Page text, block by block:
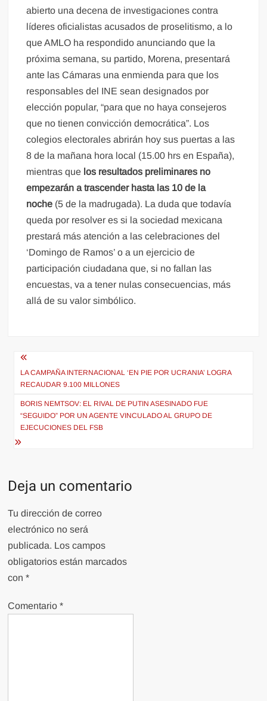
abierto una decena de investigaciones contra
líderes oficialistas acusados de proselitismo, a lo
que AMLO ha respondido anunciando que la
próxima semana, su partido, Morena, presentará
ante las Cámaras una enmienda para que los
responsables del INE sean designados por
elección popular, “para que no haya consejeros
que no tienen convicción democrática”. Los
colegios electorales abrirán hoy sus puertas a las
8 de la mañana hora local (15.00 hrs en España),
mientras que los resultados preliminares no
empezarán a trascender hasta las 10 de la
noche (5 de la madrugada). La duda que todavía
queda por resolver es si la sociedad mexicana
prestará más atención a las celebraciones del
‘Domingo de Ramos’ o a un ejercicio de
participación ciudadana que, si no fallan las
encuestas, va a tener nulas consecuencias, más
allá de su valor simbólico.
Navegación
de
entradas
LA CAMPAÑA INTERNACIONAL ‘EN PIE POR UCRANIA’ LOGRA
RECAUDAR 9.100 MILLONES
BORIS NEMTSOV: EL RIVAL DE PUTIN ASESINADO FUE
“SEGUIDO” POR UN AGENTE VINCULADO AL GRUPO DE
EJECUCIONES DEL FSB
Deja un comentario
Tu dirección de correo
electrónico no será
publicada. Los campos
obligatorios están marcados
con*
Comentario*